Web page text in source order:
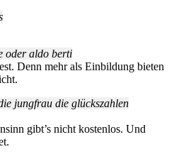
oder aldo berti
Denn mehr als Einbildung bieten
jungfrau die glückszahlen
gibt’s nicht kostenlos. Und